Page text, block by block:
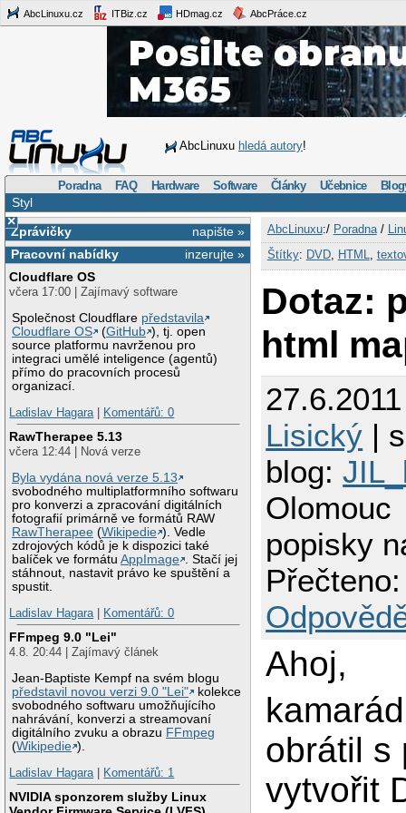
AbcLinuxu.cz ITBiz.cz HDmag.cz AbcPráce.cz
AbcLinuxu hledá autory!
Poradna FAQ Hardware Software Články Učebnice
Styl
×
napište »
Zprávičky
inzerujte »
Pracovní nabídky
Cloudflare OS
včera 17:00 | Zajímavý software
Společnost Cloudflare představila
Cloudflare OS
(GitHub ), tj. open
source platformu navrženou pro
integraci umělé inteligence (agentů)
přímo do pracovních procesů
organizací.
Ladislav Hagara| Komentářů: 0
RawTherapee 5.13
včera 12:44 | Nová verze
Byla vydána nová verze 5.13
svobodného multiplatformního softwaru
pro konverzi a zpracování digitálních
fotografií primárně ve formátů RAW
RawTherapee (Wikipedie ). Vedle
zdrojových kódů je k dispozici také
balíček ve formátuAppImage
. Stačí jej
stáhnout, nastavit právo ke spuštění a
spustit.
Ladislav Hagara| Komentářů: 0
FFmpeg 9.0 "Lei"
4.8. 20:44 | Zajímavý článek
Jean-Baptiste Kempf na svém blogu
představil novou verzi 9.0 "Lei"
kolekce
svobodného softwaru umožňujícího
nahrávání, konverzi a streamovaní
digitálního zvuku a obrazu FFmpeg
(Wikipedie ).
Ladislav Hagara| Komentářů: 1
NVIDIA sponzorem služby Linux
AbcLinuxu:/ Poradna/
Štítky: DVD, HTML
Dotaz:
html
Lisický |
blog:
Olomouc
popisky
Ahoj,
obrátil s
vytvořit